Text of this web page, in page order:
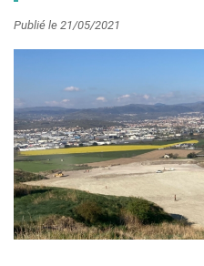
Publié le 21/05/2021